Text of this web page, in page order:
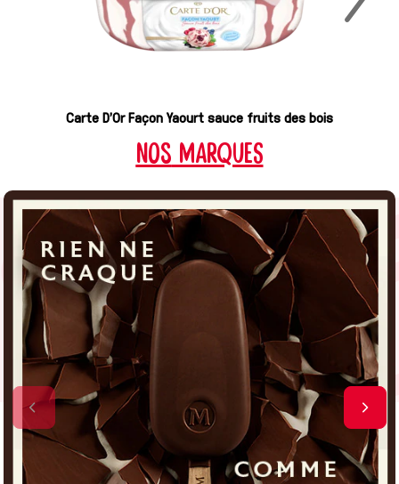
Carte D'Or Façon Yaourt sauce fruits des bois
nos MARQUES